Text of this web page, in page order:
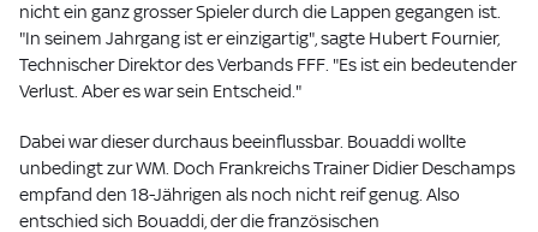
nicht ein ganz grosser Spieler durch die Lappen gegangen ist.
"In seinem Jahrgang ist er einzigartig", sagte Hubert Fournier,
Technischer Direktor des Verbands FFF. "Es ist ein bedeutender
Verlust. Aber es war sein Entscheid."
Dabei war dieser durchaus beeinflussbar. Bouaddi wollte
unbedingt zur WM. Doch Frankreichs Trainer Didier Deschamps
empfand den 18-Jährigen als noch nicht reif genug. Also
entschied sich Bouaddi, der die französischen